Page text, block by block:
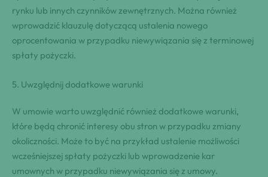
rynku lub innych czynników zewnętrznych. Można również
wprowadzić klauzulę dotyczącą ustalenia nowego
oprocentowania w przypadku niewywiązania się z terminowej
spłaty pożyczki.
5. Uwzględnij dodatkowe warunki
W umowie warto uwzględnić również dodatkowe warunki,
które będą chronić interesy obu stron w przypadku zmiany
okoliczności. Może to być na przykład ustalenie możliwości
wcześniejszej spłaty pożyczki lub wprowadzenie kar
umownych w przypadku niewywiązania się z umowy.